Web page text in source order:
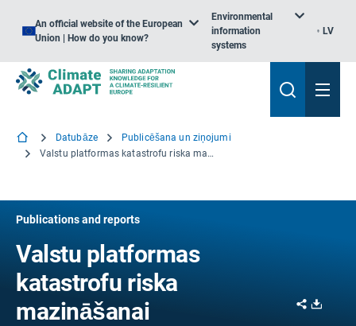
An official website of the European
Union | How do you know?
Environmental
information
systems
LV
Datubāze
Publicēšana un ziņojumi
Valstu platformas katastrofu riska mazināšanai
Publications and reports
Valstu platformas
katastrofu riska
mazināšanai
Share